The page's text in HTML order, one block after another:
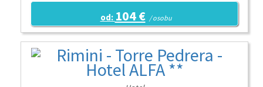
od: 104 € / osobu